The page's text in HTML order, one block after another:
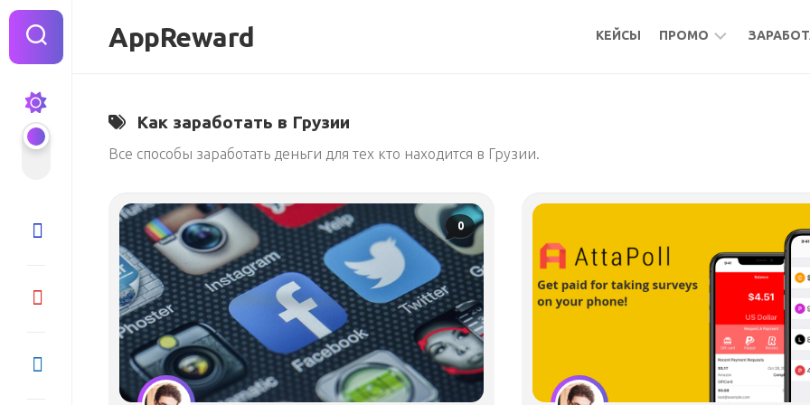
Перейти
содержанию
AppReward КЕЙСЫ ПРОМО
БУРЖ
Как заработать в Грузии
Все способы заработать деньги для тех кто находится в Грузии.
0